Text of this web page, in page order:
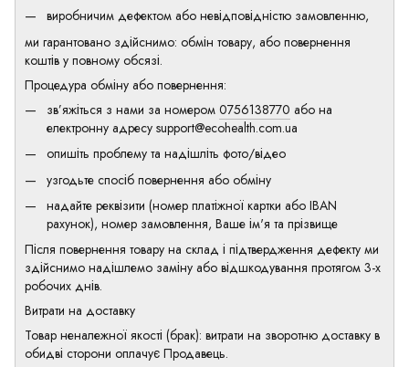
виробничим дефектом або невідповідністю замовленню,
ми гарантовано здійснимо: обмін товару, або повернення
коштів у повному обсязі.
Процедура обміну або повернення:
зв’яжіться з нами за номером 0756138770 або на
електронну адресу support@ecohealth.com.ua
опишіть проблему та надішліть фото/відео
узгодьте спосіб повернення або обміну
надайте реквізити (номер платіжної картки або IBAN
рахунок), номер замовлення, Ваше ім'я та прізвище
Після повернення товару на склад і підтвердження дефекту ми
здійснимо надішлемо заміну або відшкодування протягом 3-х
робочих днів.
Витрати на доставку
Товар неналежної якості (брак): витрати на зворотню доставку в
обидві сторони оплачує Продавець.